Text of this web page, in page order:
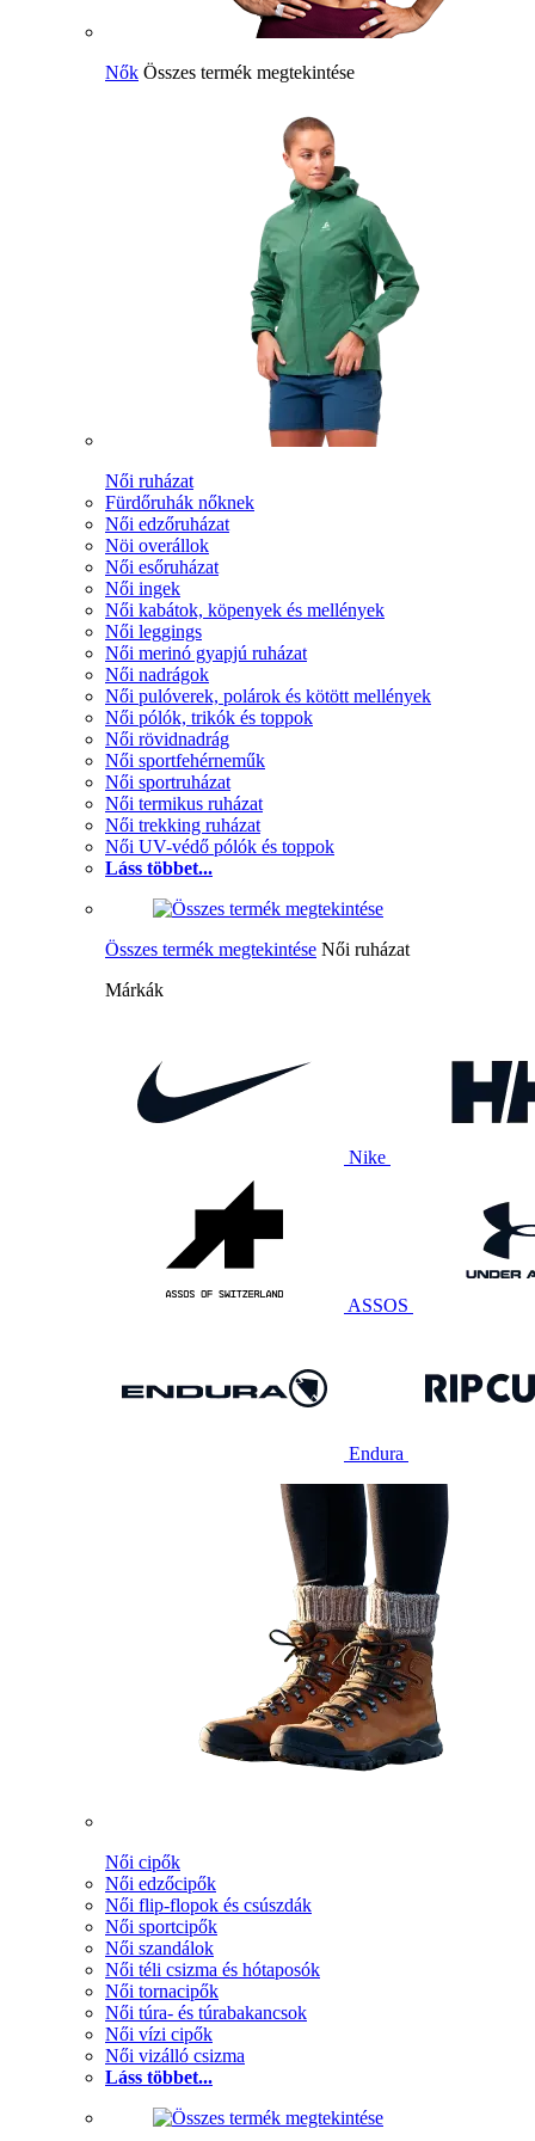
Nők Összes termék megtekintése
Női ruházat
Fürdőruhák nőknek
Női edzőruházat
Nöi overállok
Női esőruházat
Női ingek
Női kabátok, köpenyek és mellények
Női leggings
Női merinó gyapjú ruházat
Női nadrágok
Női pulóverek, polárok és kötött mellények
Női pólók, trikók és toppok
Női rövidnadrág
Női sportfehérneműk
Női sportruházat
Női termikus ruházat
Női trekking ruházat
Női UV-védő pólók és toppok
Láss többet...
Összes termék megtekintése Női ruházat
Márkák
Nike
ASSOS
Endura
Női cipők
Női edzőcipők
Női flip-flopok és csúszdák
Női sportcipők
Női szandálok
Női téli csizma és hótaposók
Női tornacipők
Női túra- és túrabakancsok
Női vízi cipők
Női vizálló csizma
Láss többet...